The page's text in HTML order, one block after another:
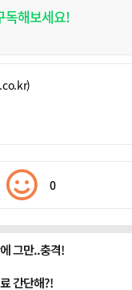
독해보세요!
0